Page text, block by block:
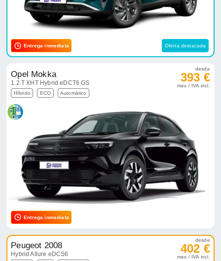
Entrega inmediata Oferta destacada
Opel Mokka
1.2 T XHT Hybrid eDCT6 GS
Híbrido ECO Automático
desde
393 €
mes / IVA incl.
Entrega inmediata
Peugeot 2008
Hybrid Allure eDCS6
desde
402 €
mes / IVA incl.